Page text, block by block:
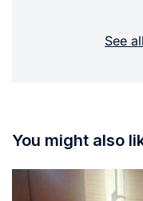
See
You might also